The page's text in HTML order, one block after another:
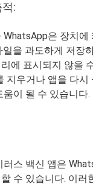
:
은 장치에
을 과도하게 저장
에 표시되지 않을
지우거나 앱을 다시
이 될 수 있습니다.
스 백신 앱은
수 있습니다. 이러